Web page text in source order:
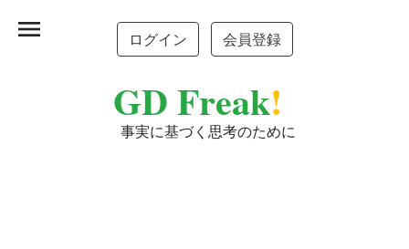
ログイン 会員登録
GD Freak!
事実に基づく思考のために
menu